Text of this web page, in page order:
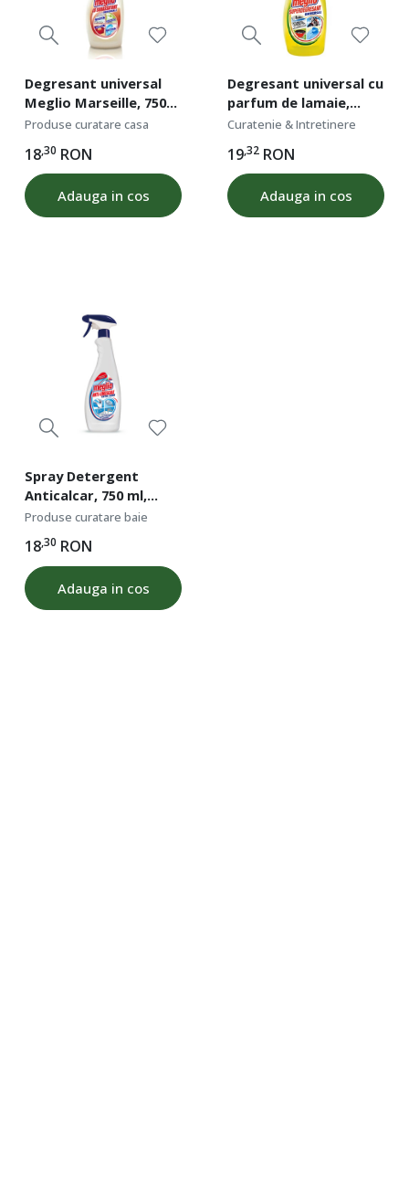
Degresant universal
Meglio Marseille, 750
ml
Produse curatare casa
18,30 RON
Adauga in cos
Degresant universal cu
parfum de lamaie,
Meglio, 750 ml
Curatenie & Intretinere
19,32 RON
Adauga in cos
Spray Detergent
Anticalcar, 750 ml,
MEGLIO
Produse curatare baie
18,30 RON
Adauga in cos